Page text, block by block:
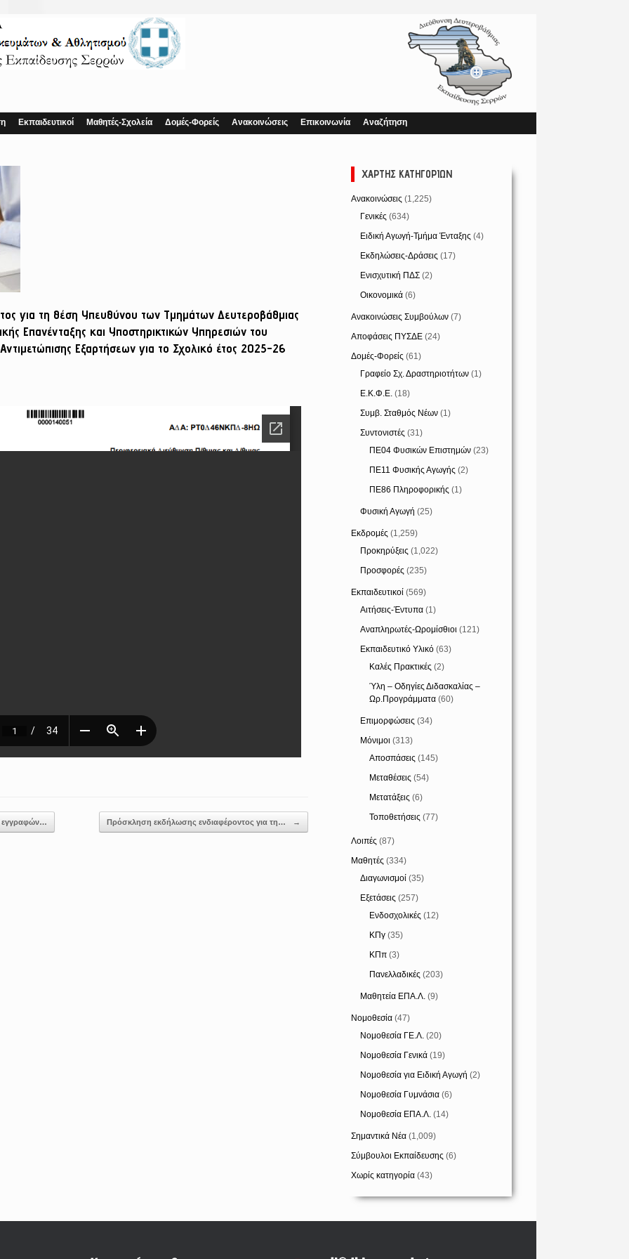
Εκπαιδευτικοί Μαθητές-Σχολεία Δομές-Φορείς Ανακοινώσεις Επικοινωνία Αναζήτηση
για τη θέση Υπευθύνου των Τμημάτων Δευτεροβάθμιας
Επανένταξης και Υποστηρικτικών Υπηρεσιών του
Εξαρτήσεων για το Σχολικό έτος 2025-26
εγγραφών… Πρόσκληση εκδήλωσης ενδιαφέροντος για τη… →
ΧΆΡΤΗΣ ΚΑΤΗΓΟΡΙΏΝ
Ανακοινώσεις (1,225)
Γενικές (634)
Ειδική Αγωγή-Τμήμα Ένταξης (4)
Εκδηλώσεις-Δράσεις (17)
Ενισχυτική ΠΔΣ (2)
Οικονομικά (6)
Ανακοινώσεις Συμβούλων (7)
Αποφάσεις ΠΥΣΔΕ (24)
Δομές-Φορείς (61)
Γραφείο Σχ. Δραστηριοτήτων (1)
Ε.Κ.Φ.Ε. (18)
Συμβ. Σταθμός Νέων (1)
Συντονιστές (31)
ΠΕ04 Φυσικών Επιστημών (23)
ΠΕ11 Φυσικής Αγωγής (2)
ΠΕ86 Πληροφορικής (1)
Φυσική Αγωγή (25)
Εκδρομές (1,259)
Προκηρύξεις (1,022)
Προσφορές (235)
Εκπαιδευτικοί (569)
Αιτήσεις-Έντυπα (1)
Αναπληρωτές-Ωρομίσθιοι (121)
Εκπαιδευτικό Υλικό (63)
Καλές Πρακτικές (2)
Ύλη – Οδηγίες Διδασκαλίας –
Ωρ.Προγράμματα (60)
Επιμορφώσεις (34)
Μόνιμοι (313)
Αποσπάσεις (145)
Μεταθέσεις (54)
Μετατάξεις (6)
Τοποθετήσεις (77)
Λοιπές (87)
Μαθητές (334)
Διαγωνισμοί (35)
Εξετάσεις (257)
Ενδοσχολικές (12)
ΚΠγ (35)
ΚΠπ (3)
Πανελλαδικές (203)
Μαθητεία ΕΠΑ.Λ. (9)
Νομοθεσία (47)
Νομοθεσία ΓΕ.Λ. (20)
Νομοθεσία Γενικά (19)
Νομοθεσία για Ειδική Αγωγή (2)
Νομοθεσία Γυμνάσια (6)
Νομοθεσία ΕΠΑ.Λ. (14)
Σημαντικά Νέα (1,009)
Σύμβουλοι Εκπαίδευσης (6)
Χωρίς κατηγορία (43)